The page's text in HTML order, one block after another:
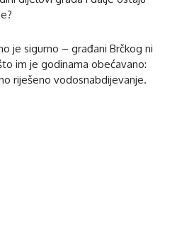
je sigurno – građani Brčkog ni
im je godinama obećavano:
riješeno vodosnabdijevanje.